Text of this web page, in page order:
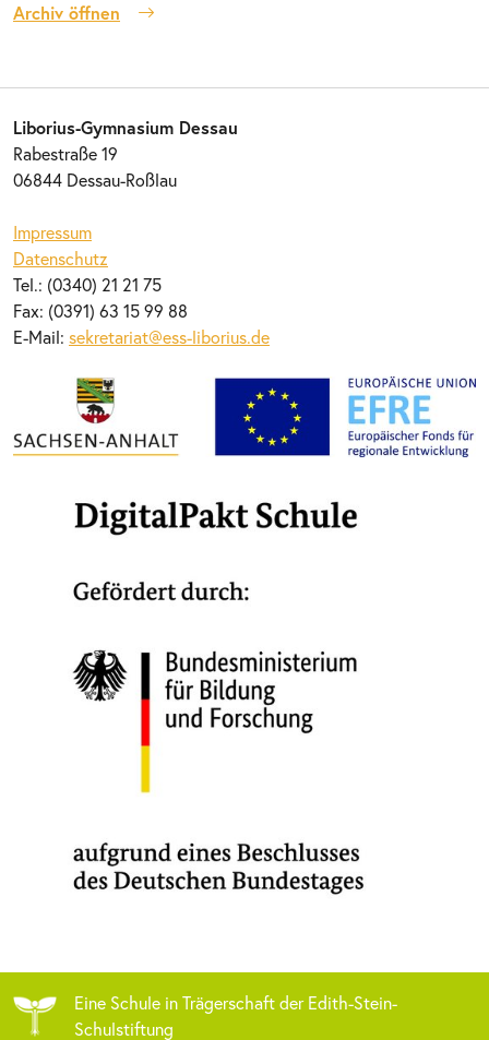
Archiv öffnen
Liborius-Gymnasium Dessau
Rabestraße 19
06844 Dessau-Roßlau
Impressum
Datenschutz
Tel.: (0340) 21 21 75
Fax: (0391) 63 15 99 88
E-Mail: sekretariat@ess-liborius.de
Eine Schule in Trägerschaft der Edith-Stein-
Schulstiftung